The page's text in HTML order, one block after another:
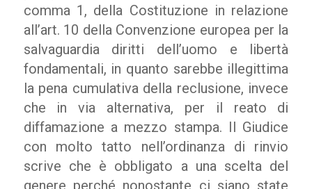
comma 1, della Costituzione in relazione
all’art. 10 della Convenzione europea per la
salvaguardia diritti dell’uomo e libertà
fondamentali, in quanto sarebbe illegittima
la pena cumulativa della reclusione, invece
che in via alternativa, per il reato di
diffamazione a mezzo stampa. Il Giudice
con molto tatto nell’ordinanza di rinvio
scrive che è obbligato a una scelta del
genere perché nonostante ci siano state